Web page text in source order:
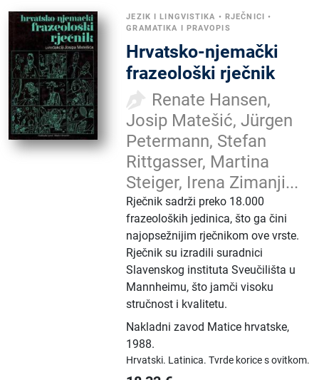
JEZIK I LINGVISTIKA • RJEČNICI •
GRAMATIKA I PRAVOPIS
Hrvatsko-njemački
frazeološki rječnik
Renate Hansen,
Josip Matešić, Jürgen
Petermann, Stefan
Rittgasser, Martina
Steiger, Irena Zimanji...
Rječnik sadrži preko 18.000
frazeoloških jedinica, što ga čini
najopsežnijim rječnikom ove vrste.
Rječnik su izradili suradnici
Slavenskog instituta Sveučilišta u
Mannheimu, što jamči visoku
stručnost i kvalitetu.
Nakladni zavod Matice hrvatske,
1988.
Hrvatski. Latinica.Tvrde korice s ovitkom.